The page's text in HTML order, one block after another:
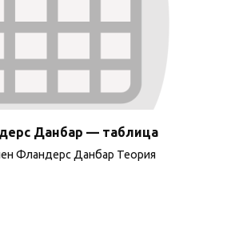
Данбар — таблица
Фландерс Данбар Теория